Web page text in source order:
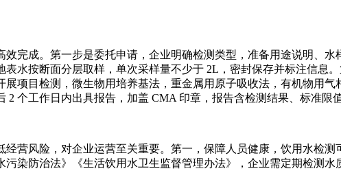
完成。第一步是委托申请，企业明确检测类型，准备用途说明、
水按断面分层取样，单次采样量不少于 2L，密封保存并标注信息
项目检测，微生物用培养基法，重金属用原子吸收法，有机物用
个工作日内出具报告，加盖 CMA 印章，报告含检测结果、标准限
营风险，对企业运营至关重要。第一，保障人员健康，饮用水检
染防治法》《生活饮用水卫生监督管理办法》，企业需定期检测